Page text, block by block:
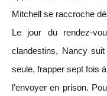
Mitchell se raccroche
Le jour du rendez-
clandestins, Nancy
seule, frapper sept fois
l’envoyer en prison.